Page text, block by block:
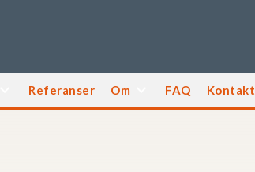
Referanser Om FAQ Kontakt